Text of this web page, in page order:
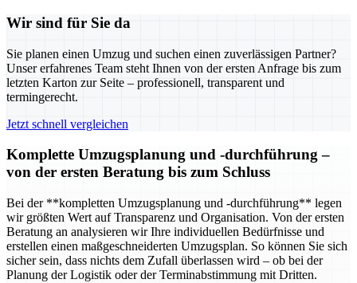
Wir sind für Sie da
Sie planen einen Umzug und suchen einen zuverlässigen Partner?
Unser erfahrenes Team steht Ihnen von der ersten Anfrage bis zum
letzten Karton zur Seite – professionell, transparent und
termingerecht.
Jetzt schnell vergleichen
Komplette Umzugsplanung und -durchführung –
von der ersten Beratung bis zum Schluss
Bei der **kompletten Umzugsplanung und -durchführung** legen
wir größten Wert auf Transparenz und Organisation. Von der ersten
Beratung an analysieren wir Ihre individuellen Bedürfnisse und
erstellen einen maßgeschneiderten Umzugsplan. So können Sie sich
sicher sein, dass nichts dem Zufall überlassen wird – ob bei der
Planung der Logistik oder der Terminabstimmung mit Dritten.